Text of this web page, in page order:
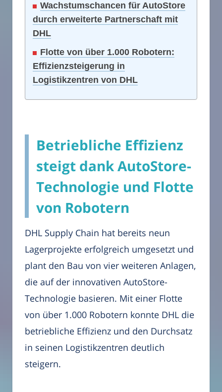
Wachstumschancen für AutoStore
durch erweiterte Partnerschaft mit
DHL
Flotte von über 1.000 Robotern:
Effizienzsteigerung in
Logistikzentren von DHL
Betriebliche Effizienz
steigt dank AutoStore-
Technologie und Flotte
von Robotern
DHL Supply Chain hat bereits neun
Lagerprojekte erfolgreich umgesetzt und
plant den Bau von vier weiteren Anlagen,
die auf der innovativen AutoStore-
Technologie basieren. Mit einer Flotte
von über 1.000 Robotern konnte DHL die
betriebliche Effizienz und den Durchsatz
in seinen Logistikzentren deutlich
steigern.